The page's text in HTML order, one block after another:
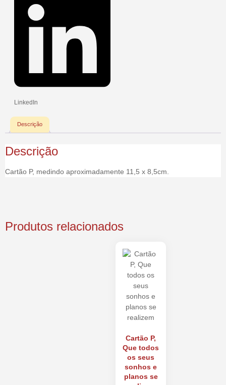
LinkedIn
Descrição
Descrição
Cartão P, medindo aproximadamente 11,5 x 8,5cm.
Produtos relacionados
Cartão P,
Que todos
os seus
sonhos e
planos se